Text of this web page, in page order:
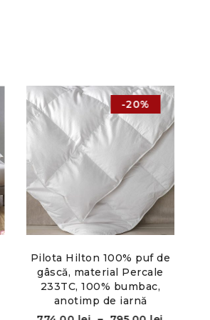
-20%
Pilota Hilton 100% puf de
gâscă, material Percale
233TC, 100% bumbac,
anotimp de iarnă